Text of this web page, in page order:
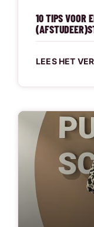
10 TIPS VOOR
LEES HET